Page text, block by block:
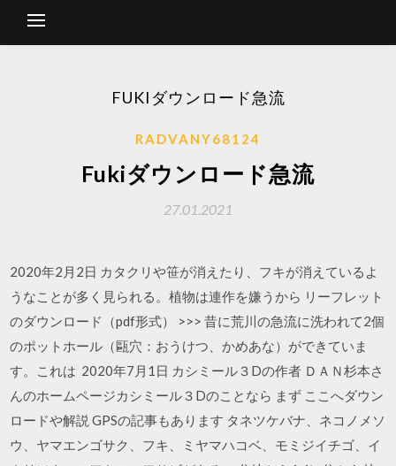
FUKIダウンロード急流
RADVANY68124
Fukiダウンロード急流
27.01.2021
2020年2月2日 カタクリや笹が消えたり、フキが消えているよ
うなことが多く見られる。植物は連作を嫌うから リーフレット
のダウンロード（pdf形式） >>> 昔に荒川の急流に洗われて2個
のポットホール（甌穴：おうけつ、かめあな）ができていま
す。これは 2020年7月1日 カシミール３Dの作者 ＤＡＮ杉本さ
んのホームページカシミール３Dのことなら まず ここへダウン
ロードや解説 GPSの記事もあります タネツケバナ、ネコノメソ
ウ、ヤマエンゴサク、フキ、ミヤマハコベ、モミジイチゴ、イ